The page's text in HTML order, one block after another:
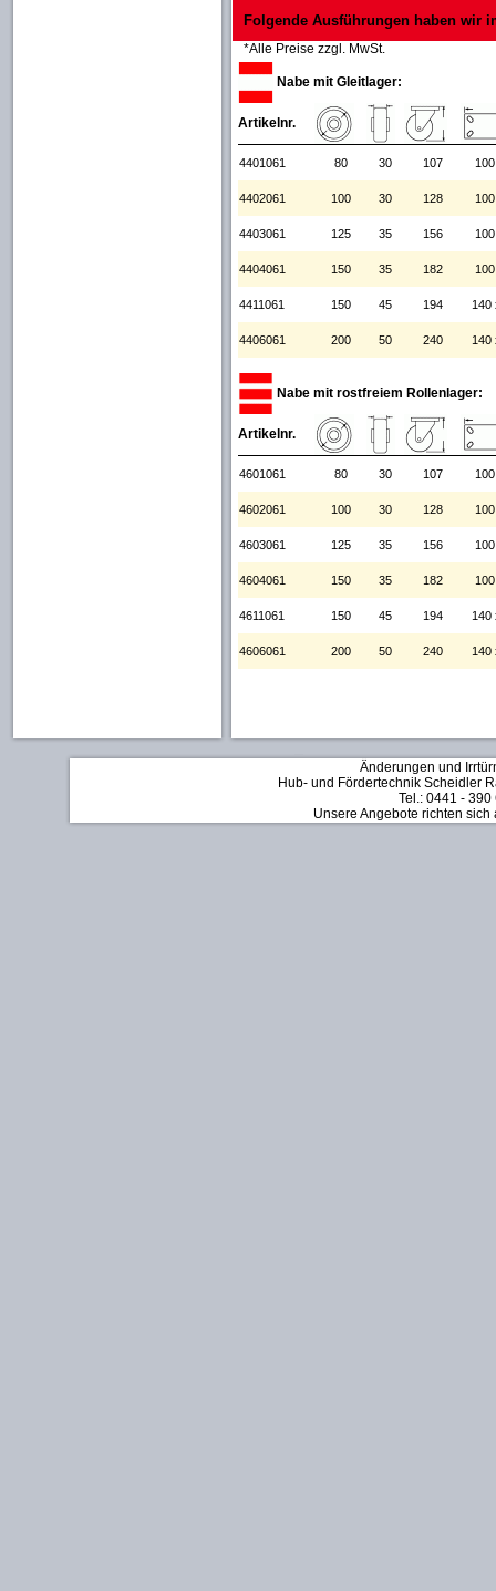
Folgende Ausführungen haben wir
*Alle Preise zzgl. MwSt.
Nabe mit Gleitlager:
Artikelnr.
4401061 80 30 107
4402061 100 30 128
4403061 125 35 156
4404061 150 35 182
4411061 150 45 194 140
4406061 200 50 240 140
Nabe mit rostfreiem Rollenlager:
Artikelnr.
4601061 80 30 107
4602061 100 30 128
4603061 125 35 156
4604061 150 35 182
4611061 150 45 194 140
4606061 200 50 240 140
Änderungen und
Hub- und Fördertechnik Scheidler
Tel.: 0441 -
Unsere Angebote richten